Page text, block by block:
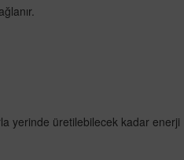
yerinde üretilebilecek kadar enerji